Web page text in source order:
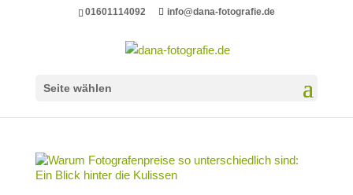
01601114092 info@dana-fotografie.de
Seite wählen